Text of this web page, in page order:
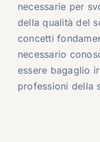
necessarie per
della qualità del
concetti
necessario
essere bagaglio
professioni della